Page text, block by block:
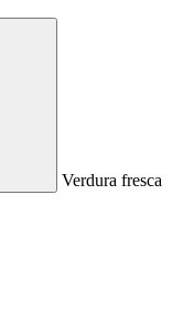
Verdura fresca